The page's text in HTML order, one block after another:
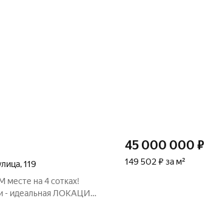
,119
на 4 сотках!
- идеальная ЛОКАЦИЯ.
45 000 000 ₽
149 502 ₽ за м²